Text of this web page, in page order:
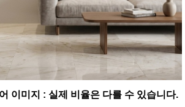
이미지 : 실제 비율은 다를 수 있습니다.